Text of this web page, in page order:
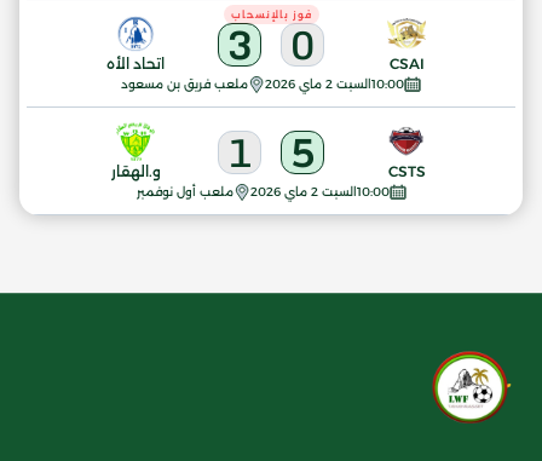
10:00السبت 2 ماي 2026 ملعب فريق بن مسعود
CSAI
0
3
فوز بالإنسحاب
اتحاد الأه
10:00السبت 2 ماي 2026 ملعب أول نوفمبر
CSTS
5
1 و.الهقار